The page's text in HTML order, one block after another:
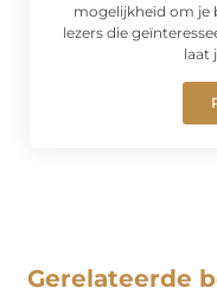
mogelijkheid om je
lezers die
laat
Gerelateerde